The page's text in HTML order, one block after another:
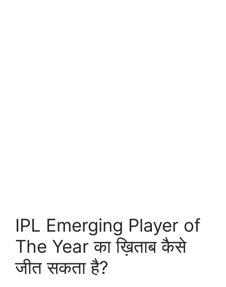
IPL Emerging Player of
The Year का ख़िताब कैसे
जीत सकता है?